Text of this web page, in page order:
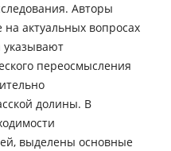
Авторы
актуальных вопросах
указывают
переосмысления
долины. В
выделены основные